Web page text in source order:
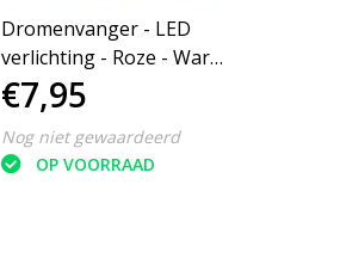
Dromenvanger - LED
verlichting - Roze - Warm
white - 15 CM
€7,95
Nog niet gewaardeerd
OP VOORRAAD